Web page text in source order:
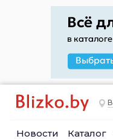
Новости Каталог